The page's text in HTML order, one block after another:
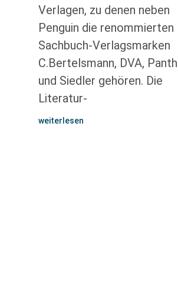
Verlagen, zu denen neben
Penguin die renommierten
Sachbuch-Verlagsmarken
C.Bertelsmann, DVA,
und Siedler gehören. Die
Literatur-
weiterlesen